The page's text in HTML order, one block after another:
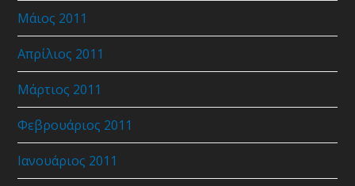
Μάιος 2011
Απρίλιος 2011
Μάρτιος 2011
Φεβρουάριος 2011
Ιανουάριος 2011